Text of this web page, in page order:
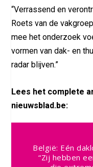
“Verrassend en
Roets van de
mee het onderzoek
vormen van dak- en
radar blijven.”
Lees het complete
nieuwsblad.be:
België: Eén
“Zij hebben